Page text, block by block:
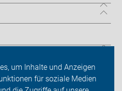
um Inhalte und Anzeigen
für soziale Medien